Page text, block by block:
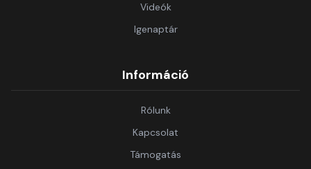
Videók
Igenaptár
Információ
Rólunk
Kapcsolat
Támogatás